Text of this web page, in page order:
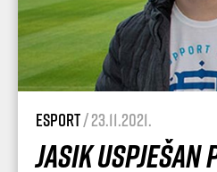
esport/ 23.11.2021.
Jasik